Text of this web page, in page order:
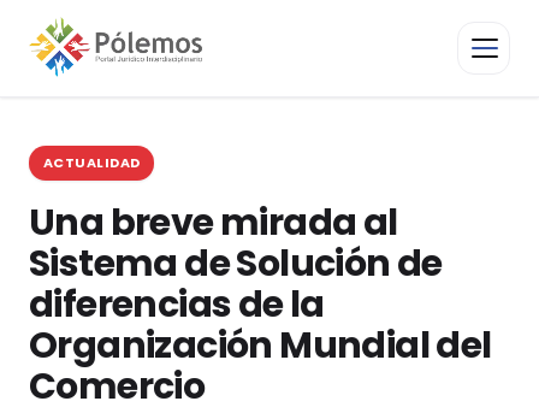
ACTUALIDAD
Una breve mirada al
Sistema de Solución de
diferencias de la
Organización Mundial del
Comercio